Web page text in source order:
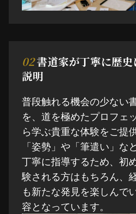
02書道家が丁寧に歴史
説明
普段触れる機会の少ない
を、道を極めたプロフェ
ら学ぶ貴重な体験をご提
「姿勢」や「筆遣い」な
丁寧に指導するため、初
験される方はもちろん、
も新たな発見を楽しんで
容となっています。